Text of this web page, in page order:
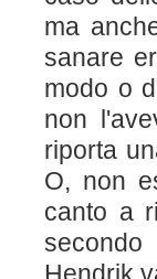
ma
sanare
modo o
non
riporta
O, non
canto a